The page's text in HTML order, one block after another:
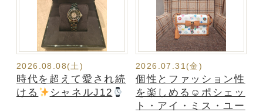
2026.08.08(土)
時代を超えて愛され続
ける
シャネルJ12
2026.07.31(金)
個性とファッション性
を楽しめる☺ポシェッ
ト・アイ・ミス・ユー